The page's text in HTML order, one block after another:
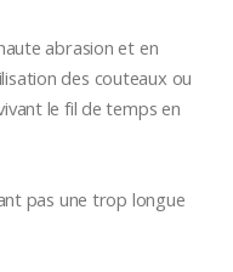
abrasion et en
des couteaux ou
le fil de temps en
pas une trop longue